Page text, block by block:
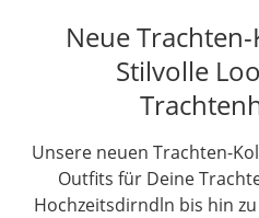
Neue
Stilvolle
Unsere neuen Trachten-
Outfits für Deine
Hochzeitsdirndln bis hin